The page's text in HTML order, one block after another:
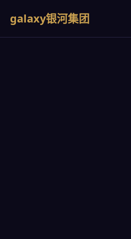
galaxy银河集团